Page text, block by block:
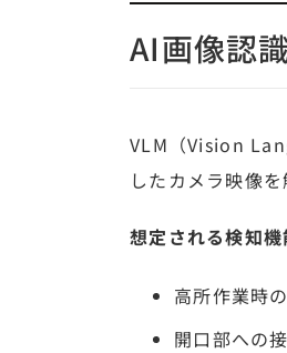
AI画像認
VLM（Vision
したカメラ映像
想定される検知機
高所作業時
開口部への